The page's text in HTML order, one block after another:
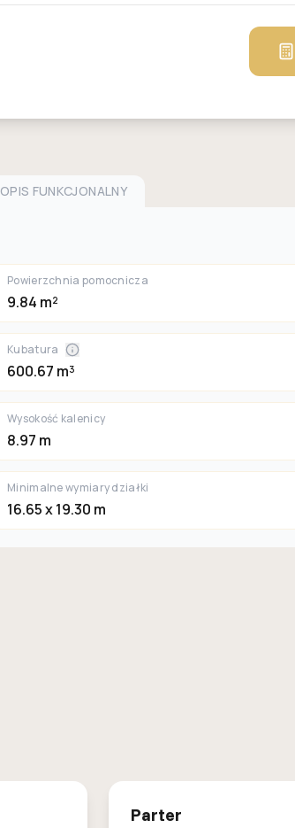
OPIS FUNKCJONALNY
Powierzchnia pomocnicza
9.84 m²
Kubatura
600.67 m³
Wysokość kalenicy
8.97 m
Minimalne wymiary działki
16.65 x 19.30 m
Parter